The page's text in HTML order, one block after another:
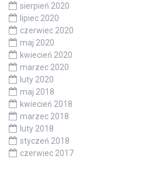
sierpień 2020
lipiec 2020
czerwiec 2020
maj 2020
kwiecień 2020
marzec 2020
luty 2020
maj 2018
kwiecień 2018
marzec 2018
luty 2018
styczeń 2018
czerwiec 2017